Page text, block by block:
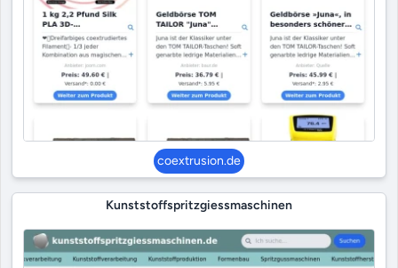
coextrusion.de
Kunststoffspritzgiessmaschinen